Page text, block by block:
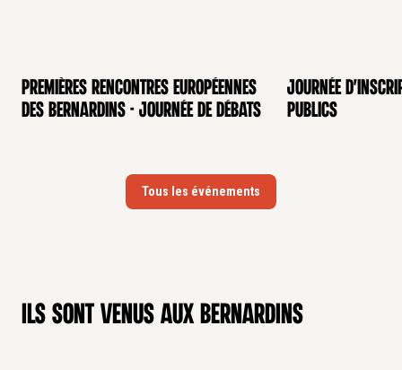
CONFÉRENCE
Premières rencontres européennes
des Bernardins - Journée de débats
CONFÉRENCE
Journée
publics
Tous les événements
Ils sont venus aux Bernardins